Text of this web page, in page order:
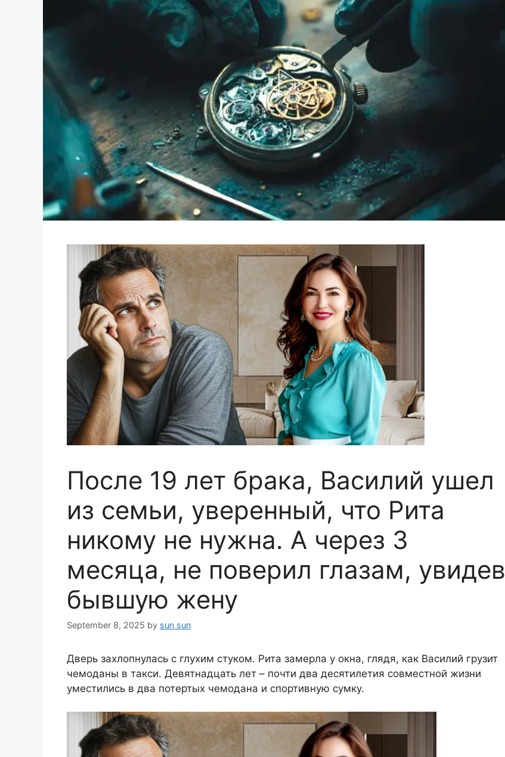
После 19 лет брака, Василий ушел
из семьи, уверенный, что Рита
никому не нужна. А через 3
месяца, не поверил глазам, увидев
бывшую жену
September 8, 2025 by sun sun
Дверь захлопнулась с глухим стуком. Рита замерла у окна, глядя, как Василий грузит
чемоданы в такси. Девятнадцать лет – почти два десятилетия совместной жизни
уместились в два потертых чемодана и спортивную сумку.